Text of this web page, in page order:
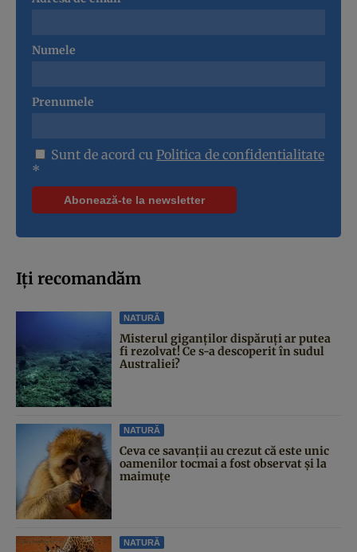
Numele
Prenumele
Sunt de acord cu Politica de confidentialitate
*
Iți recomandăm
NATURĂ
Misterul giganților dispăruți ar putea
fi rezolvat! Ce s-a descoperit în sudul
Australiei?
NATURĂ
Ceva ce savanții au crezut că este unic
oamenilor tocmai a fost observat și la
maimuțe
NATURĂ